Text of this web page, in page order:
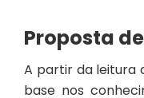
Proposta
A partir da leitura
base nos